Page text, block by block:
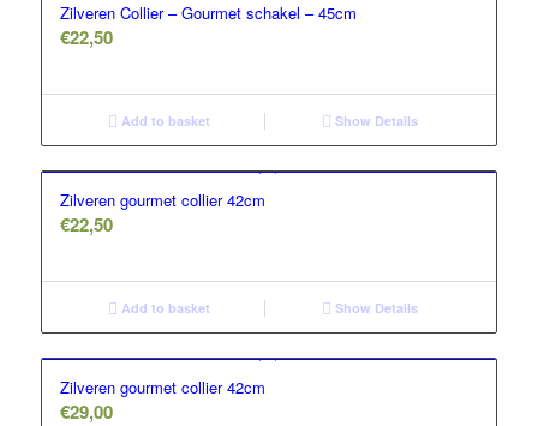
Zilveren Collier – Gourmet schakel – 45cm
€22,50
Add to basket Show Details
Zilveren gourmet collier 42cm
€22,50
Add to basket Show Details
Zilveren gourmet collier 42cm
€29,00